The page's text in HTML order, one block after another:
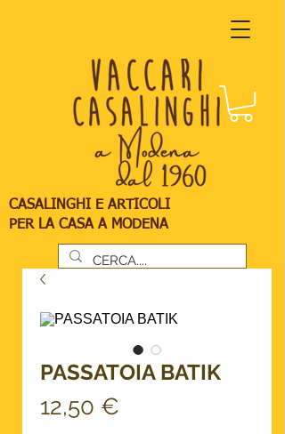
CASALINGHI E ARTICOLI
PER LA CASA A MODENA
PASSATOIA BATIK
12,50 €